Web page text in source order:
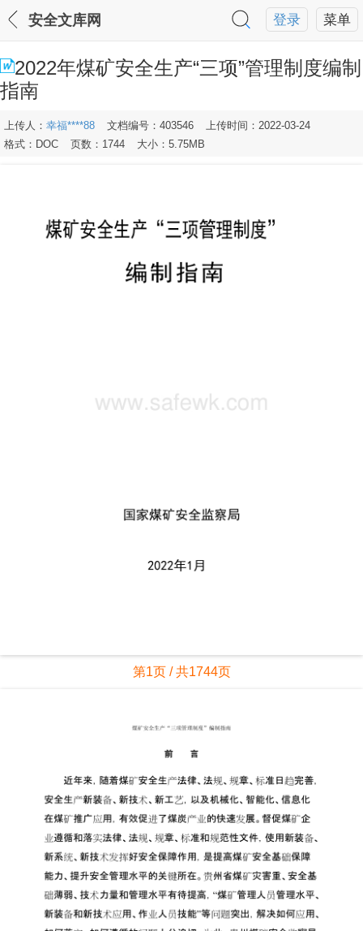
菜单
登录
安全文库网
2022年煤矿安全生产“三项”管理制度编制
指南
上传人： 幸福****88 文档编号：403546
上传时间：2022-03-24
格式：DOC
页数：1744 大小：5.75MB
第1页 / 共1744页